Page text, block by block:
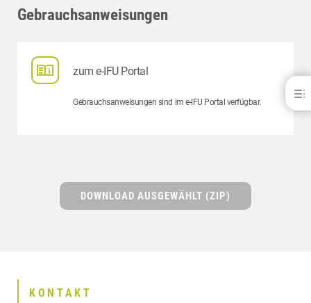
Gebrauchsanweisungen
zum e-IFU Portal
Gebrauchsanweisungen sind im e-IFU Portal verfügbar.
DOWNLOAD AUSGEWÄHLT (ZIP)
KONTAKT